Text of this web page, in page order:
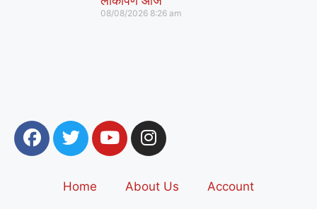
08/08/2026 8:26 am
Home About Us Account